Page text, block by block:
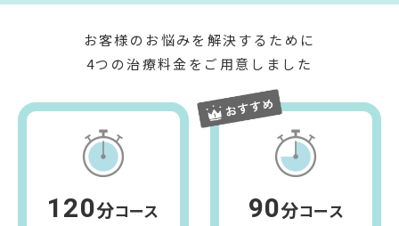
お客様のお悩みを解決するために
4つの治療料金をご用意しました
120分コース 90分コース